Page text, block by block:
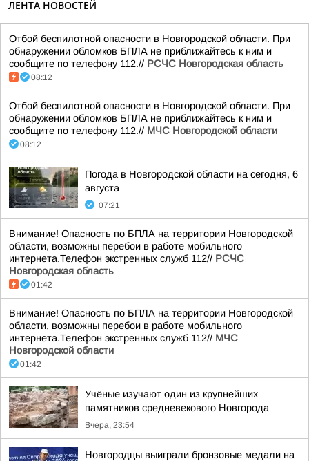
ЛЕНТА НОВОСТЕЙ
Отбой беспилотной опасности в Новгородской области. При
обнаружении обломков БПЛА не приближайтесь к ним и
сообщите по телефону 112.// РСЧС Новгородская область
08:12
Отбой беспилотной опасности в Новгородской области. При
обнаружении обломков БПЛА не приближайтесь к ним и
сообщите по телефону 112.// МЧС Новгородской области
08:12
Погода в Новгородской области на сегодня, 6
августа
07:21
Внимание! Опасность по БПЛА на территории Новгородской
области, возможны перебои в работе мобильного
интернета.Телефон экстренных служб 112// РСЧС
Новгородская область
01:42
Внимание! Опасность по БПЛА на территории Новгородской
области, возможны перебои в работе мобильного
интернета.Телефон экстренных служб 112// МЧС
Новгородской области
01:42
Учёные изучают один из крупнейших
памятников средневекового Новгорода
Вчера, 23:54
Новгородцы выиграли бронзовые медали на